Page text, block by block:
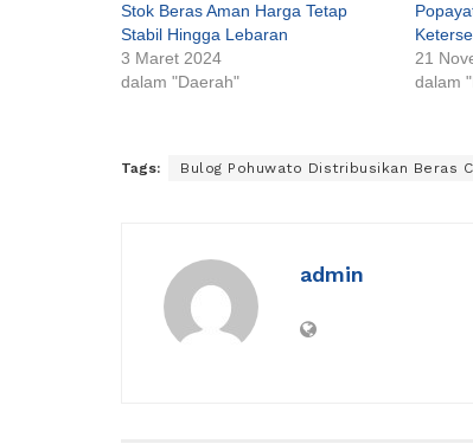
Stok Beras Aman Harga Tetap
Stabil Hingga Lebaran
3 Maret 2024
dalam "Daerah"
21
dalam
Tags: Bulog Pohuwato Distribusikan Beras
admin